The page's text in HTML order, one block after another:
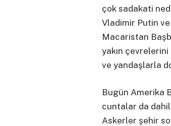
çok sadakati
Vladimir Putin ve
Macaristan
yakın
ve yandaşlarla
Bugün Amerika
cuntalar da
Askerler şehir